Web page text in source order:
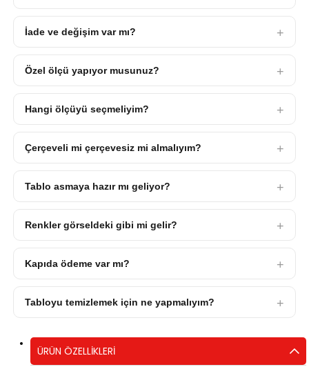
İade ve değişim var mı?
Özel ölçü yapıyor musunuz?
Hangi ölçüyü seçmeliyim?
Çerçeveli mi çerçevesiz mi almalıyım?
Tablo asmaya hazır mı geliyor?
Renkler görseldeki gibi mi gelir?
Kapıda ödeme var mı?
Tabloyu temizlemek için ne yapmalıyım?
ÜRÜN ÖZELLIKLERI